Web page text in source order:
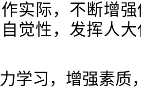
实际，不断增
觉性，发挥人
学习，增强素质